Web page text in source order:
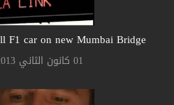
F1 car on new Mumbai Bridge
01 كانون الثاني 2013, 12:00 ص